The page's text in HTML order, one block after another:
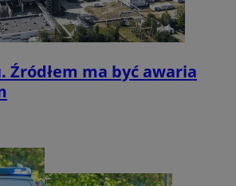
Źródłem ma być awaria